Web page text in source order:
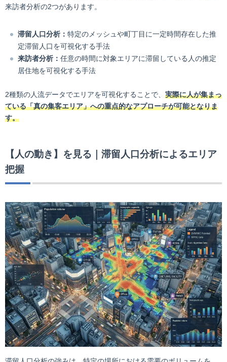
来訪者分析の2つがあります。
滞留人口分析： 特定のメッシュや町丁目に一定時間存在した推
定滞留人口を可視化する手法
来訪者分析： 任意の時間に対象エリアに滞留している人の推定
居住地を可視化する手法
2種類の人流データでエリアを可視化することで、 実際に人が集まっ
ている「真の集客エリア」への重点的なアプローチが可能となりま
す。
【人の動き】を見る｜滞留人口分析によるエリア
把握